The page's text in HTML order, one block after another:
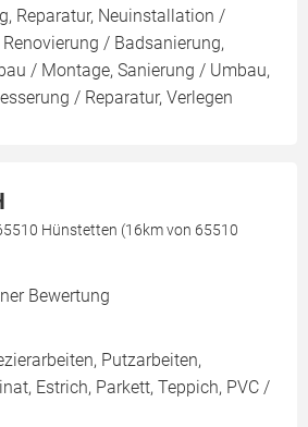
Reparatur, Neuinstallation /
/ Badsanierung,
/ Montage, Sanierung / Umbau,
/ Reparatur, Verlegen
Hünstetten (16km von 65510
Bewertung
Putzarbeiten,
Estrich, Parkett, Teppich, PVC /